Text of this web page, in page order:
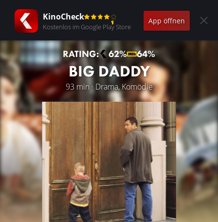
KinoCheck
Kostenlos im Google Play Store
App öffnen
RATING: 62% 64%
BIG DADDY
93 min · Drama, Komödie